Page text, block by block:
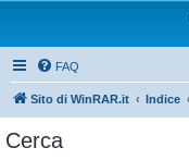
FAQ
Sito di WinRAR.it Indice
Cerca